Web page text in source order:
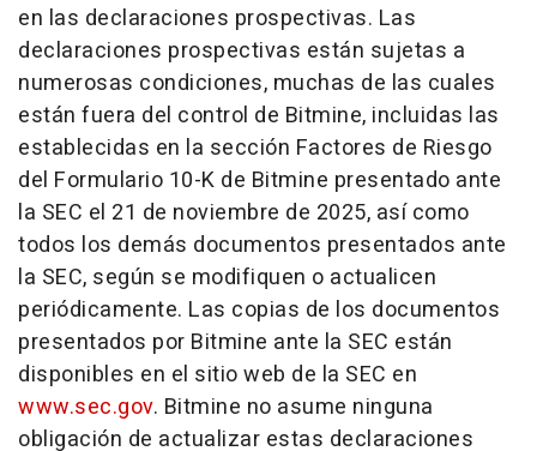
en las declaraciones prospectivas. Las
declaraciones prospectivas están sujetas a
numerosas condiciones, muchas de las cuales
están fuera del control de Bitmine, incluidas las
establecidas en la sección Factores de Riesgo
del Formulario 10-K de Bitmine presentado ante
la SEC el 21 de noviembre de 2025, así como
todos los demás documentos presentados ante
la SEC, según se modifiquen o actualicen
periódicamente. Las copias de los documentos
presentados por Bitmine ante la SEC están
disponibles en el sitio web de la SEC en
www.sec.gov. Bitmine no asume ninguna
obligación de actualizar estas declaraciones